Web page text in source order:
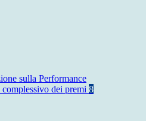
sulla Performance
dei premi 8